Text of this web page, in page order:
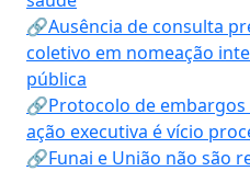
🔗Ausência de consulta
coletivo em nomeação
pública
🔗Protocolo de
ação executiva é vício
🔗Funai e União não são